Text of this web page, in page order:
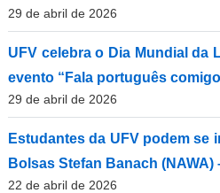
29 de abril de 2026
UFV celebra o Dia Mundial da
evento “Fala português
29 de abril de 2026
Estudantes da UFV podem se
Bolsas Stefan Banach (NAWA)
22 de abril de 2026